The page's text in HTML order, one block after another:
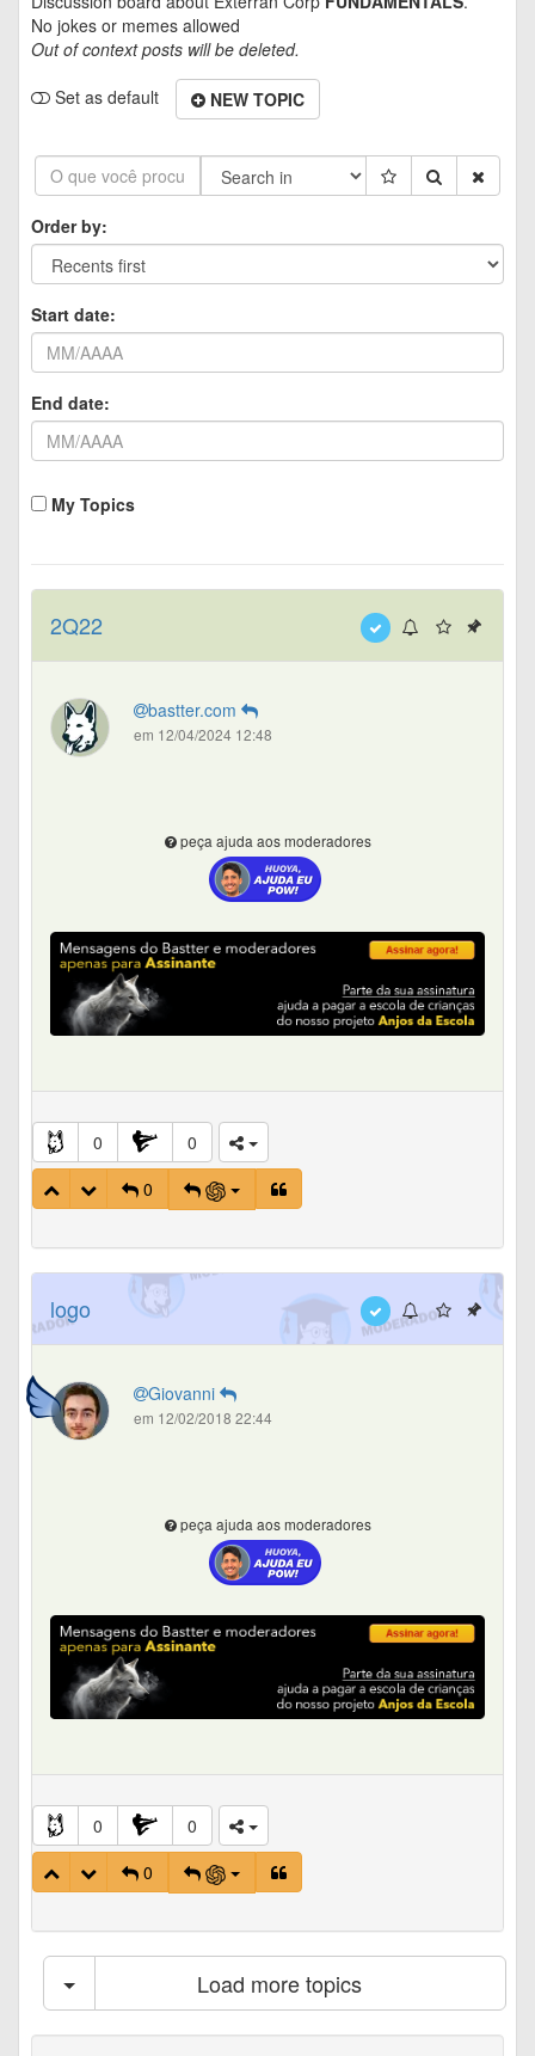
No jokes or memes allowed
Out of context posts will be deleted.
Set as default
NEW TOPIC
Order by:
Start date:
End date:
My Topics
2Q22
bastter.com
em 12/04/2024 12:48
peça ajuda aos moderadores
0
0
0
logo
Giovanni
em 12/02/2018 22:44
peça ajuda aos moderadores
0
0
0
Load more topics